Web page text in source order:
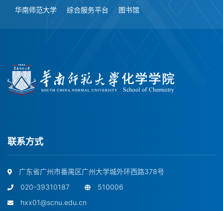
华南师范大学 综合服务平台 图书馆
联系方式
广东省广州市番禺区广州大学城外环西路378号
020-39310187
510006
hxx01@scnu.edu.cn